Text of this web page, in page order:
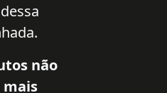
não
mais